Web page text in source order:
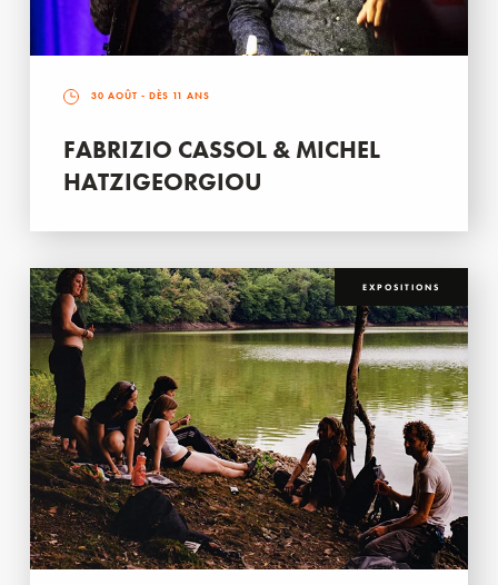
30 AOÛT - DÈS 11 ANS
FABRIZIO CASSOL & MICHEL
HATZIGEORGIOU
EXPOSITIONS